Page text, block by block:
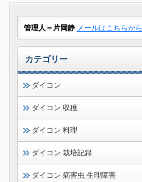
管理人＝片岡静 メールはこちらから
カテゴリー
ダイコン
ダイコン 収穫
ダイコン 料理
ダイコン 栽培記録
ダイコン 病害虫 生理障害